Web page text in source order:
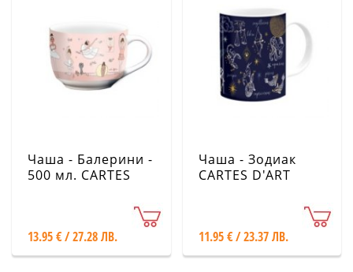
Чаша - Балерини -
500 мл. CARTES
13.95 € / 27.28 ЛВ.
Чаша - Зодиак
CARTES D'ART
11.95 € / 23.37 ЛВ.